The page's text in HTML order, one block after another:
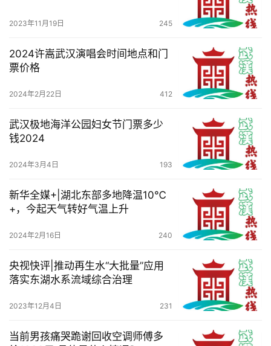
2023年11月19日 245
2024许嵩武汉演唱会时间地点和门
票价格
2024年2月22日 412
武汉极地海洋公园妇女节门票多少
钱2024
2024年3月4日 193
新华全媒+|湖北东部多地降温10℃
+，今起天气转好气温上升
2024年2月16日 240
央视快评|推动再生水“大批量”应用
落实东湖水系流域综合治理
2023年12月4日 231
当前男孩痛哭跪谢回收空调师傅多